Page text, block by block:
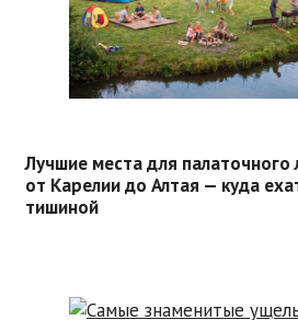
Лучшие места для палаточного
от Карелии до Алтая — куда
тишиной